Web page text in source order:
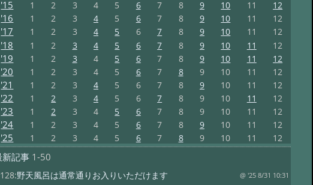
'15 1 2 3 4 5 6 7 8 9 10 11 12
'16 1 2 3 4 5 6 7 8 9 10 11 12
'17 1 2 3 4 5 6 7 8 9 10 11 12
'18 1 2 3 4 5 6 7 8 9 10 11 12
'19 1 2 3 4 5 6 7 8 9 10 11 12
'20 1 2 3 4 5 6 7 8 9 10 11 12
'21 1 2 3 4 5 6 7 8 9 10 11 12
'22 1 2 3 4 5 6 7 8 9 10 11 12
'23 1 2 3 4 5 6 7 8 9 10 11 12
'24 1 2 3 4 5 6 7 8 9 10 11 12
'25 1 2 3 4 5 6 7 8 9 10 11 12
新記事1-50
野天風呂は通常通りお入りいただけます @ '25 8/31 10:31